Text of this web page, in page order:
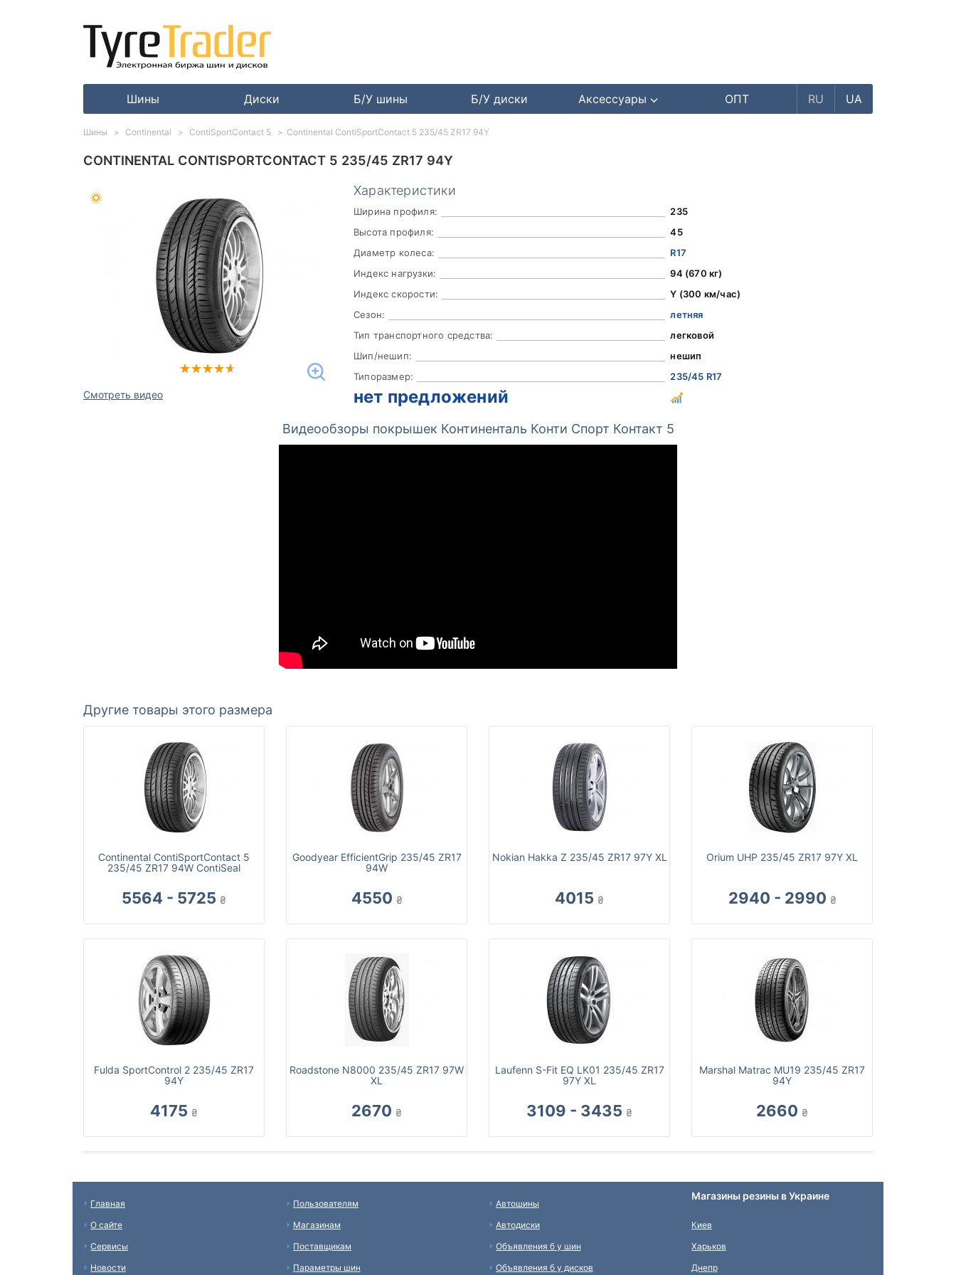
Шины Диски Б/У шины Б/У диски Аксессуары ОПТ RU UA
CONTINENTAL CONTISPORTCONTACT 5 235/45 ZR17 94Y
Смотреть видео
Характеристики
Ширина профиля:
235
Высота профиля:
45
Диаметр колеса:
R17
Индекс нагрузки:
94 (670 кг)
Индекс скорости:
Y (300 км/час)
Сезон:
летняя
Тип транспортного средства:
легковой
Шип/нешип:
нешип
Типоразмер:
235/45 R17
нет предложений
Видеообзоры покрышек Континенталь Конти Спорт Контакт 5
Другие товары этого размера
Continental ContiSportContact 5
235/45 ZR17 94W ContiSeal
5564 - 5725 ₴
Goodyear EfficientGrip 235/45 ZR17
94W
4550 ₴
Nokian Hakka Z 235/45 ZR17 97Y XL
4015 ₴
Orium UHP 235/45 ZR17 97Y XL
2940 - 2990 ₴
Fulda SportControl 2 235/45 ZR17
94Y
4175 ₴
Roadstone N8000 235/45 ZR17 97W
XL
2670 ₴
Laufenn S-Fit EQ LK01 235/45 ZR17
97Y XL
3109 - 3435 ₴
Marshal Matrac MU19 235/45 ZR17
94Y
2660 ₴
Шины Continental ContiSportContact 5 Continental ContiSportContact 5 235/45 ZR17 94Y
Главная
О сайте
Сервисы
Новости
Пользователям
Магазинам
Поставщикам
Параметры шин
Автошины
Автодиски
Объявления б у шин
Объявления б у дисков
Магазины резины в Украине
Киев
Харьков
Днепр